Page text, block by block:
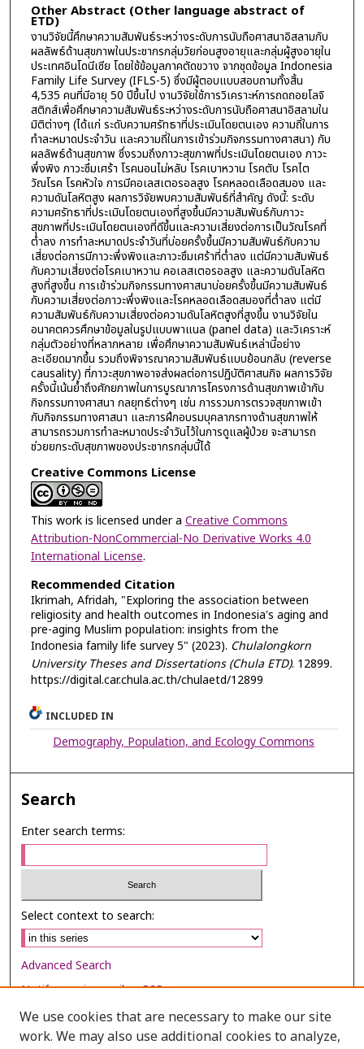
Other Abstract (Other language abstract of
ETD)
งานวิจัยนี้ศึกษาความสัมพันธ์ระหว่างระดับการนับถือศาสนาอิสลามกับ
ผลลัพธ์ด้านสุขภาพในประชากรกลุ่มวัยก่อนสูงอายุและกลุ่มผู้สูงอายุใน
ประเทศอินโดนีเซีย โดยใช้ข้อมูลภาคตัดขวาง จากชุดข้อมูล Indonesia
Family Life Survey (IFLS-5) ซึ่งมีผู้ตอบแบบสอบถามทั้งสิ้น
4,535 คนที่มีอายุ 50 ปีขึ้นไป งานวิจัยใช้การวิเคราะห์การถดถอยโลจิ
สติกส์เพื่อศึกษาความสัมพันธ์ระหว่างระดับการนับถือศาสนาอิสลามใน
มิติต่างๆ (ได้แก่ ระดับความศรัทธาที่ประเมินโดยตนเอง ความถี่ในการ
ทำละหมาดประจำวัน และความถี่ในการเข้าร่วมกิจกรรมทางศาสนา) กับ
ผลลัพธ์ด้านสุขภาพ ซึ่งรวมถึงภาวะสุขภาพที่ประเมินโดยตนเอง ภาวะ
พึ่งพิง ภาวะซึมเศร้า โรคนอนไม่หลับ โรคเบาหวาน โรคตับ โรคไต
วัณโรค โรคหัวใจ การมีคอเลสเตอรอลสูง โรคหลอดเลือดสมอง และ
ความดันโลหิตสูง ผลการวิจัยพบความสัมพันธ์ที่สำคัญ ดังนี้: ระดับ
ความศรัทธาที่ประเมินโดยตนเองที่สูงขึ้นมีความสัมพันธ์กับภาวะ
สุขภาพที่ประเมินโดยตนเองที่ดีขึ้นและความเสี่ยงต่อการเป็นวัณโรคที่
ต่ำลง การทำละหมาดประจำวันที่บ่อยครั้งขึ้นมีความสัมพันธ์กับความ
เสี่ยงต่อการมีภาวะพึ่งพิงและภาวะซึมเศร้าที่ต่ำลง แต่มีความสัมพันธ์
กับความเสี่ยงต่อโรคเบาหวาน คอเลสเตอรอลสูง และความดันโลหิต
สูงที่สูงขึ้น การเข้าร่วมกิจกรรมทางศาสนาบ่อยครั้งขึ้นมีความสัมพันธ์
กับความเสี่ยงต่อภาวะพึ่งพิงและโรคหลอดเลือดสมองที่ต่ำลง แต่มี
ความสัมพันธ์กับความเสี่ยงต่อความดันโลหิตสูงที่สูงขึ้น งานวิจัยใน
อนาคตควรศึกษาข้อมูลในรูปแบบพาแนล (panel data) และวิเคราะห์
กลุ่มตัวอย่างที่หลากหลาย เพื่อศึกษาความสัมพันธ์เหล่านี้อย่าง
ละเอียดมากขึ้น รวมถึงพิจารณาความสัมพันธ์แบบย้อนกลับ (reverse
causality) ที่ภาวะสุขภาพอาจส่งผลต่อการปฏิบัติศาสนกิจ ผลการวิจัย
ครั้งนี้เน้นย้ำถึงศักยภาพในการบูรณาการโครงการด้านสุขภาพเข้ากับ
กิจกรรมทางศาสนา กลยุทธ์ต่างๆ เช่น การรวมการตรวจสุขภาพเข้า
กับกิจกรรมทางศาสนา และการฝึกอบรมบุคลากรทางด้านสุขภาพให้
สามารถรวมการทำละหมาดประจำวันไว้ในการดูแลผู้ป่วย จะสามารถ
ช่วยยกระดับสุขภาพของประชากรกลุ่มนี้ได้
Creative Commons License
This work is licensed under a Creative Commons
Attribution-NonCommercial-No Derivative Works 4.0
International License.
Recommended Citation
Ikrimah, Afridah, "Exploring the association between
religiosity and health outcomes in Indonesia's aging and
pre-aging Muslim population: insights from the
Indonesia family life survey 5" (2023). Chulalongkorn
University Theses and Dissertations (Chula ETD). 12899.
https://digital.car.chula.ac.th/chulaetd/12899
INCLUDED IN
Demography, Population, and Ecology Commons
Search
Enter search terms:
Select context to search:
Advanced Search
Notify me via email orRSS
Browse
We use cookies that are necessary to make our site
work. We may also use additional cookies to analyze,